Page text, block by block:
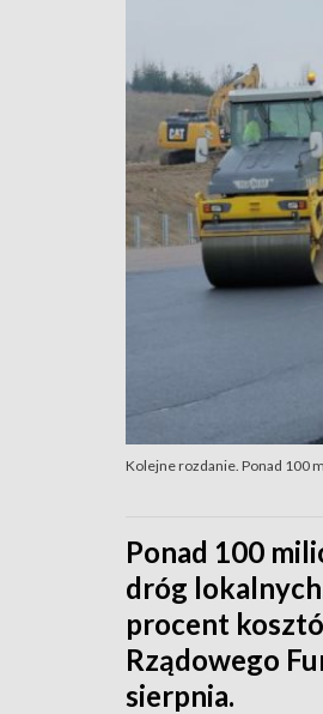
Kolejne rozdanie. Ponad 100
Ponad 100
dróg
procent
Rządowego
sierpnia.